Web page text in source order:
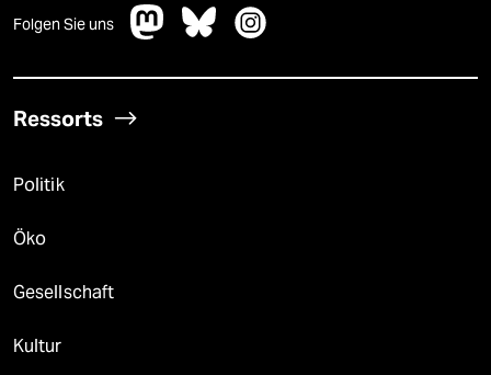
Folgen Sie uns
Ressorts
Politik
Öko
Gesellschaft
Kultur